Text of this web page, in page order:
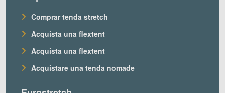
Comprar tenda stretch
Acquista una flextent
Acquista una flextent
Acquistare una tenda nomade